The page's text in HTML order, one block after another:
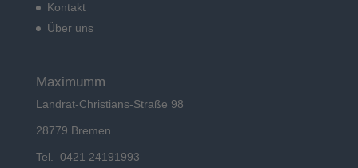
Kontakt
Über uns
Maximumm
Landrat-Christians-Straße 98
28779 Bremen
Tel. 0421 24191993